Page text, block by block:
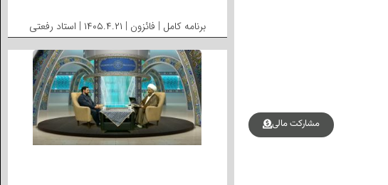
مشارکت مالی
برنامه کامل | فائزون | ۱۴۰۵.۴.۲۱ | استاد رفعتی